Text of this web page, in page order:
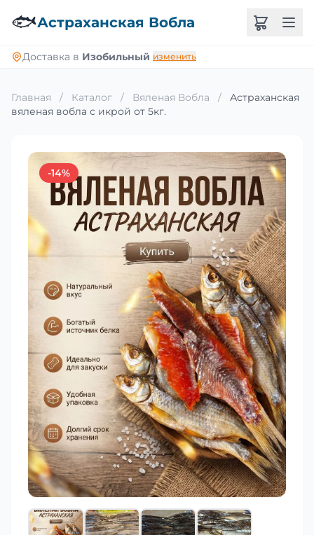
🐟Астраханская Вобла
Доставка в Изобильный изменить
Главная / Каталог / Вяленая Вобла /
Астраханская
вяленая вобла с икрой от 5кг.
-14%